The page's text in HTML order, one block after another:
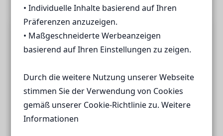
Katalogbestellung
Bitte fülle die folgenden Felder aus.
Titel
• Individuelle Inhalte basierend auf Ihren
Präferenzen anzuzeigen.
• Maßgeschneiderte Werbeanzeigen
basierend auf Ihren Einstellungen zu zeigen.
Durch die weitere Nutzung unserer Webseite
stimmen Sie der Verwendung von Cookies
gemäß unserer Cookie-Richtlinie zu. Weitere
Informationen
• Individuelle Inhalte basierend auf Ihren
Präferenzen anzuzeigen.
• Maßgeschneiderte Werbeanzeigen
basierend auf Ihren Einstellungen zu zeigen.
Durch die weitere Nutzung unserer Webseite
stimmen Sie der Verwendung von Cookies
gemäß unserer Cookie-Richtlinie zu. Weitere
Informationen